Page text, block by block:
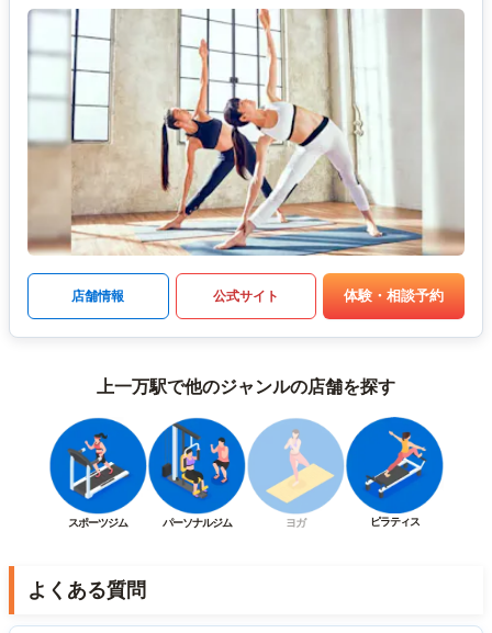
店舗情報 公式サイト 体験・相談予約
上一万駅で他のジャンルの店舗を探す
スポーツジム パーソナルジム ヨガ ピラティス
よくある質問